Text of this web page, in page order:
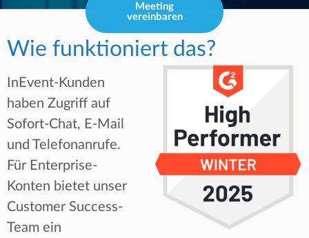
Meeting
vereinbaren
Wie funktioniert das?
InEvent-Kunden
haben Zugriff auf
Sofort-Chat, E-Mail
und Telefonanrufe.
Für Enterprise-
Konten bietet unser
Customer Success-
Team ein